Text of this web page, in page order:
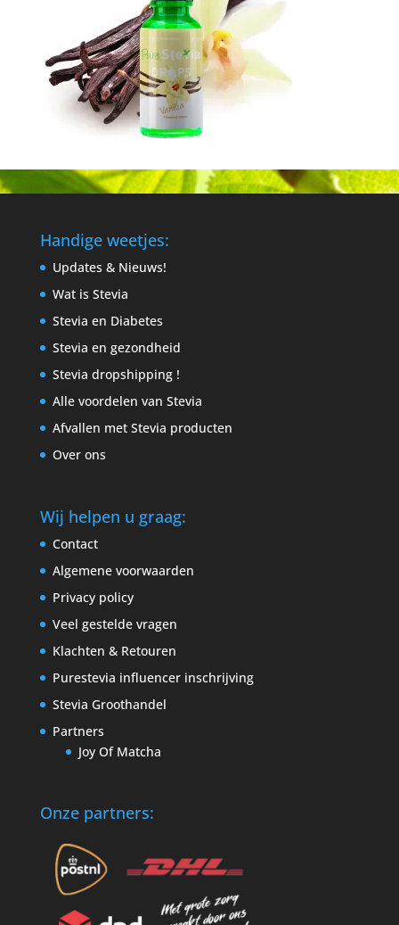
Handige weetjes:
Updates & Nieuws!
Wat is Stevia
Stevia en Diabetes
Stevia en gezondheid
Stevia dropshipping !
Alle voordelen van Stevia
Afvallen met Stevia producten
Over ons
Wij helpen u graag:
Contact
Algemene voorwaarden
Privacy policy
Veel gestelde vragen
Klachten & Retouren
Purestevia influencer inschrijving
Stevia Groothandel
Partners
Joy Of Matcha
Onze partners: